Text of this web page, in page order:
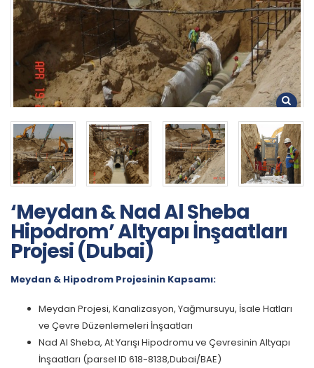
‘Meydan & Nad Al Sheba
Hipodrom’ Altyapı İnşaatları
Projesi (Dubai)
Meydan & Hipodrom Projesinin Kapsamı:
Meydan Projesi, Kanalizasyon, Yağmursuyu, İsale Hatları
ve Çevre Düzenlemeleri İnşaatları
Nad Al Sheba, At Yarışı Hipodromu ve Çevresinin Altyapı
İnşaatları (parsel ID 618-8138,Dubai/BAE)